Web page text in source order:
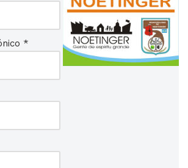
*